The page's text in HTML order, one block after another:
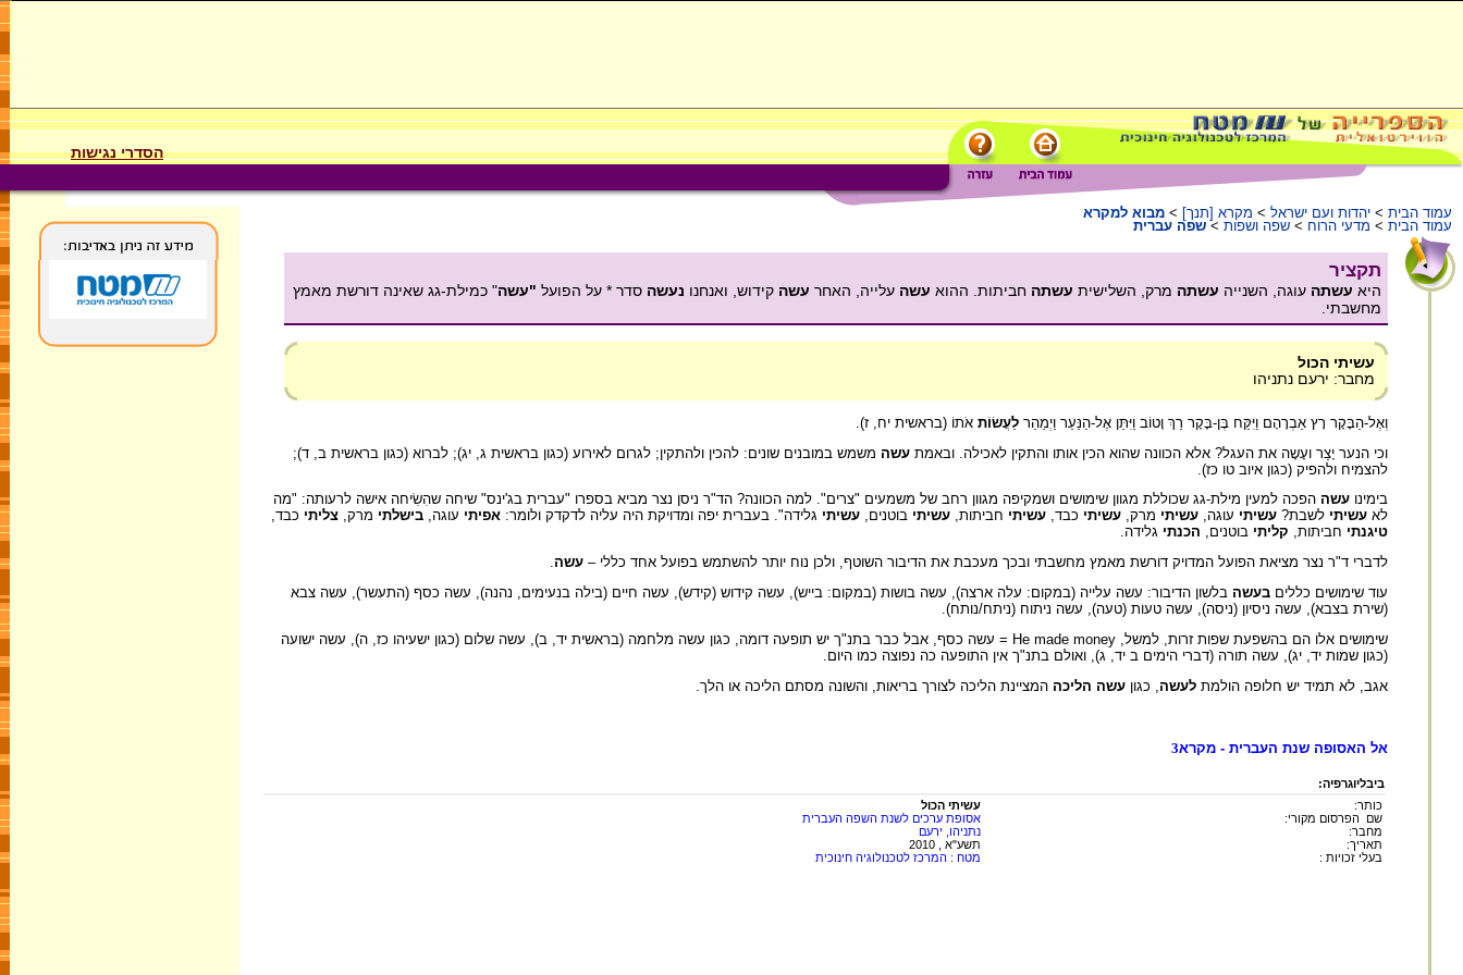
הסדרי נגישות
עמוד הבית > יהדות ועם ישראל > מקרא [תנך] > מבוא למקרא
עמוד הבית > מדעי הרוח > שפה ושפות > שפה עברית
תקציר
היא עשתה עוגה, השנייה עשתה מרק, השלישית עשתה חביתות. ההוא עשה עלייה, האחר עשה קידוש, ואנחנו נעשה סדר * על הפועל "עשה" כמילת-גג שאינה דורשת מאמץ
מחשבתי.
עשיתי הכול
מחבר: ירעם נתניהו
וְאֶל-הַבָּקָר רָץ אַבְרָהָם וַיִּקַּח בֶּן-בָּקָר רַךְ וָטוֹב וַיִּתֵּן אֶל-הַנַּעַר וַיְמַהֵר לַעֲשׂוֹת אֹתוֹ (בראשית יח, ז).
וכי הנער יָצַר ועָשָה את העגל? אלא הכוונה שהוא הכין אותו והתקין לאכילה. ובאמת עשה משמש במובנים שונים: להכין ולהתקין; לגרום לאירוע (כגון בראשית ג, יג); לברוא (כגון בראשית ב, ד);
להצמיח ולהפיק (כגון איוב טו כז).
בימינו עשה הפכה למעין מילת-גג שכוללת מגוון שימושים ושמקיפה מגוון רחב של משמעים "צרים". למה הכוונה? הד"ר ניסן נצר מביא בספרו "עברית בג'ינס" שיחה שהִשִׂיחה אישה לרעותה: "מה
לא עשיתי לשבת? עשיתי עוגה, עשיתי מרק, עשיתי כבד, עשיתי חביתות, עשיתי בוטנים, עשיתי גלידה". בעברית יפה ומדויקת היה עליה לדקדק ולומר: אפיתי עוגה, בישלתי מרק, צליתי כבד,
טיגנתי חביתות, קליתי בוטנים, הכנתי גלידה.
לדברי ד"ר נצר מציאת הפועל המדויק דורשת מאמץ מחשבתי ובכך מעכבת את הדיבור השוטף, ולכן נוח יותר להשתמש בפועל אחד כללי – עשה.
עוד שימושים כללים בעשה בלשון הדיבור: עשה עלייה (במקום: עלה ארצה), עשה בושות (במקום: בייש), עשה קידוש (קידש), עשה חיים (בילה בנעימים, נהנה), עשה כסף (התעשר), עשה צבא
(שירת בצבא), עשה ניסיון (ניסה), עשה טעות (טעה), עשה ניתוח (ניתח/נותח).
שימושים אלו הם בהשפעת שפות זרות, למשל, He made money = עשה כסף, אבל כבר בתנ"ך יש תופעה דומה, כגון עשה מלחמה (בראשית יד, ב), עשה שלום (כגון ישעיהו כז, ה), עשה ישועה
(כגון שמות יד, יג), עשה תורה (דברי הימים ב יד, ג), ואולם בתנ"ך אין התופעה כה נפוצה כמו היום.
אגב, לא תמיד יש חלופה הולמת לעשה , כגון עשה הליכה המציינת הליכה לצורך בריאות, והשונה מסתם הליכה או הלך.
אל האסופה שנת העברית - מקרא3
ביבליוגרפיה:
כותר:
עשיתי הכול
שם הפרסום מקורי:
אסופת ערכים לשנת השפה העברית
מחבר:
נתניהו, ירעם
תאריך:
תשע"א , 2010
בעלי זכויות :
מטח : המרכז לטכנולוגיה חינוכית